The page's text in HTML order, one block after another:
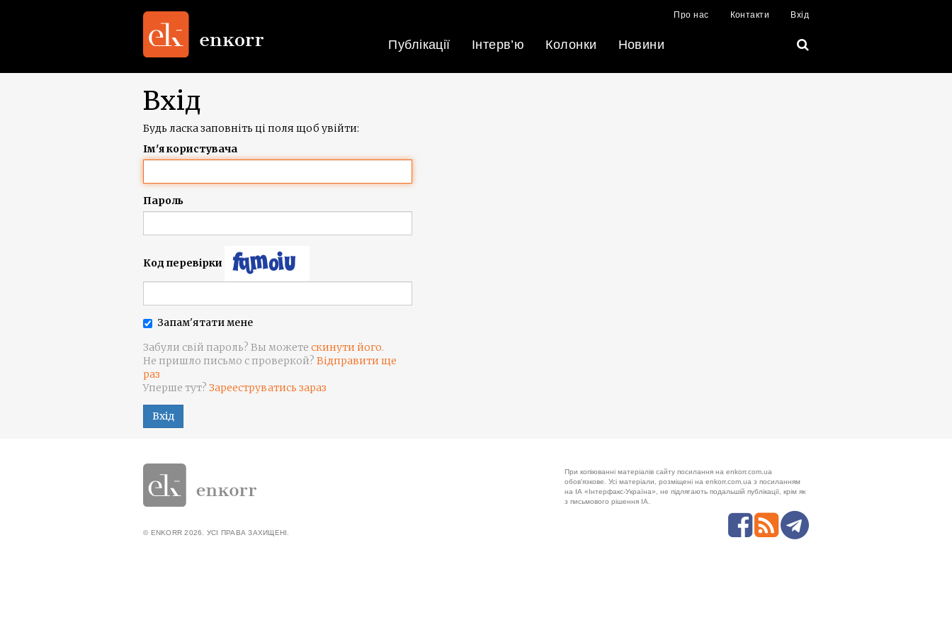
Про нас Контакти Вхід
Публікації Інтерв’ю Колонки Новини
Вхід
Будь ласка заповніть ці поля щоб увійти:
Ім'я користувача
Пароль
Код перевірки
Запам'ятати мене
Забули свій пароль? Вы можете скинути його.
Не пришло письмо с проверкой? Відправити ще
раз
Уперше тут? Зарееструватись зараз
Вхід
При копіюванні матеріалів сайту посилання на enkorr.com.ua
обов'язкове. Усі матеріали, розміщені на enkorr.com.ua з посиланням
на ІА «Інтерфакс-Україна», не підлягають подальшій публікації, крім як
з письмового рішення ІА.
© ENKORR 2026. УСІ ПРАВА ЗАХИЩЕНІ.